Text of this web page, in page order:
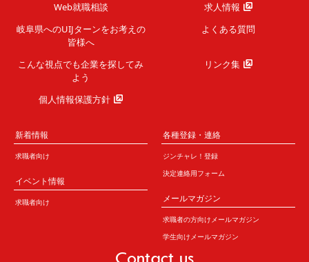
Web就職相談
求人情報
岐阜県へのUIJターンをお考えの
皆様へ
よくある質問
こんな視点でも企業を探してみ
よう
リンク集
個人情報保護方針
新着情報
求職者向け
イベント情報
求職者向け
各種登録・連絡
ジンチャレ！登録
決定連絡用フォーム
メールマガジン
求職者の方向けメールマガジン
学生向けメールマガジン